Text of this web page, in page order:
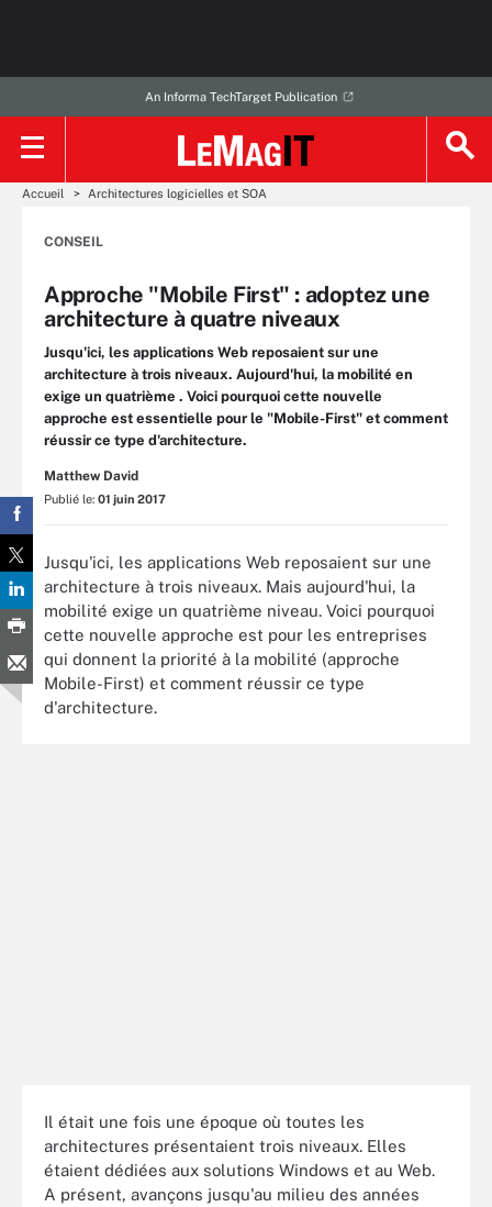
An Informa TechTarget Publication
Accueil Architectures logicielles et SOA
CONSEIL
Approche "Mobile First" : adoptez une
architecture à quatre niveaux
Jusqu'ici, les applications Web reposaient sur une
architecture à trois niveaux. Aujourd'hui, la mobilité en
exige un quatrième . Voici pourquoi cette nouvelle
approche est essentielle pour le "Mobile-First" et comment
réussir ce type d'architecture.
Matthew David
Publié le: 01 juin 2017
Jusqu'ici, les applications Web reposaient sur une
architecture à trois niveaux. Mais aujourd'hui, la
mobilité exige un quatrième niveau. Voici pourquoi
cette nouvelle approche est pour les entreprises
qui donnent la priorité à la mobilité (approche
Mobile-First) et comment réussir ce type
d'architecture.
Il était une fois une époque où toutes les
architectures présentaient trois niveaux. Elles
étaient dédiées aux solutions Windows et au Web.
A présent, avançons jusqu'au milieu des années